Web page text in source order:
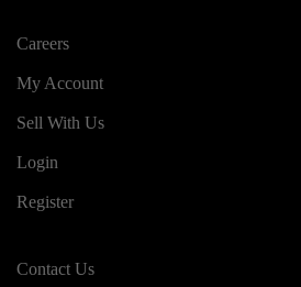
Careers
My Account
Sell With Us
Login
Register
Contact Us